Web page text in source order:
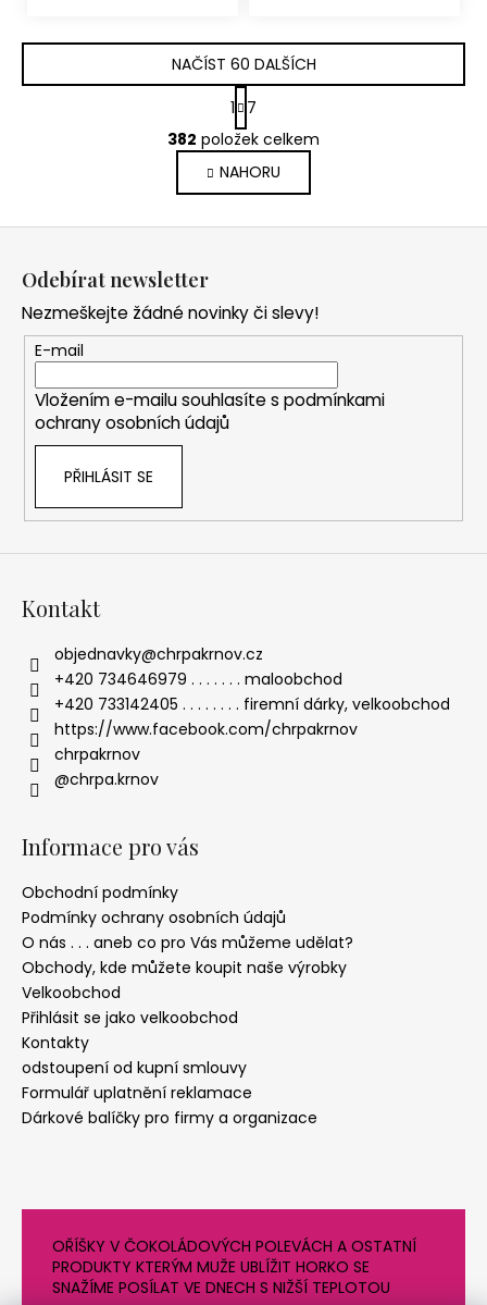
O
v
l
á
d
p
r
v
k
y
u
NAČÍST 60 DALŠÍCH
S
t
r
á
n
k
1
7
382 položek celkem
NAHORU
Odebírat newsletter
Nezmeškejte žádné novinky či slevy!
E-mail
Vložením e-mailu souhlasíte s podmínkami
ochrany osobních údajů
PŘIHLÁSIT SE
Kontakt
objednavky@chrpakrnov.cz
+420 734646979 . . . . . . . maloobchod
+420 733142405 . . . . . . . . firemní dárky, velkoobchod
https://www.facebook.com/chrpakrnov
chrpakrnov
@chrpa.krnov
Informace pro vás
Obchodní podmínky
Podmínky ochrany osobních údajů
O nás . . . aneb co pro Vás můžeme udělat?
Obchody, kde můžete koupit naše výrobky
Velkoobchod
Přihlásit se jako velkoobchod
Kontakty
odstoupení od kupní smlouvy
Formulář uplatnění reklamace
Dárkové balíčky pro firmy a organizace
OŘÍŠKY V ČOKOLÁDOVÝCH POLEVÁCH A OSTATNÍ
PRODUKTY KTERÝM MUŽE UBLÍŽIT HORKO SE
SNAŽÍME POSÍLAT VE DNECH S NIŽŠÍ TEPLOTOU